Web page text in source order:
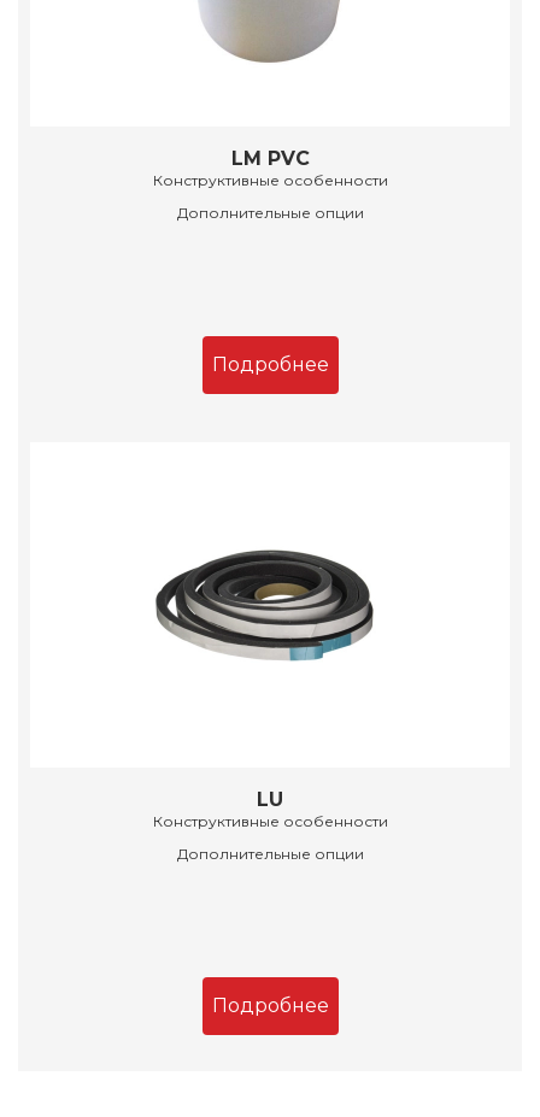
LM PVC
Конструктивные особенности
Дополнительные опции
Подробнее
LU
Конструктивные особенности
Дополнительные опции
Подробнее